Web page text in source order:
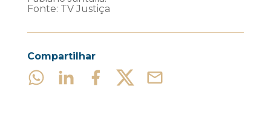
Fonte: TV Justiça
Compartilhar